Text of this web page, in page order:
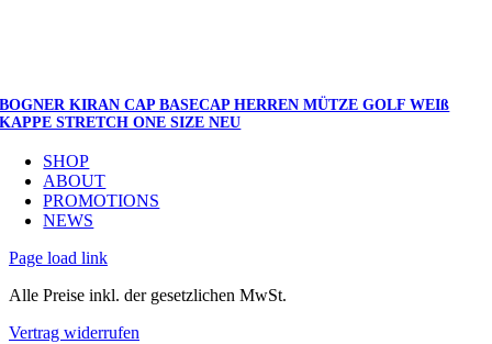
BOGNER KIRAN CAP BASECAP HERREN MÜTZE GOLF WEIß
KAPPE STRETCH ONE SIZE NEU
SHOP
ABOUT
PROMOTIONS
NEWS
Page load link
Alle Preise inkl. der gesetzlichen MwSt.
Vertrag widerrufen